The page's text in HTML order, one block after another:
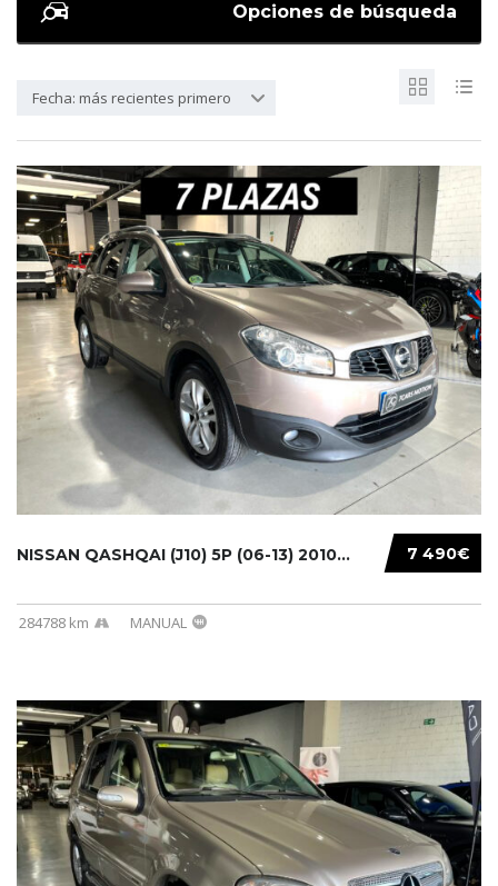
Opciones de búsqueda
Fecha: más recientes primero
7 490€
NISSAN QASHQAI (J10) 5P (06-13) 2010...
284788 km MANUAL